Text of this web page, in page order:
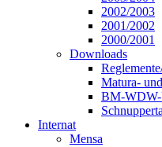
2002/2003
2001/2002
2000/2001
Downloads
Matura-
BM-WDW-
Internat
Mensa